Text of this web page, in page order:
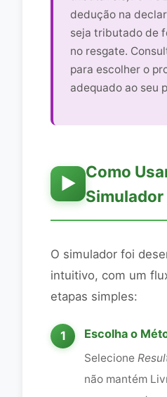
dedução na
seja tributado de
no resgate.
para escolher o
adequado ao seu
▶️
Como
Simulador
O simulador foi
intuitivo, com um
etapas simples:
Escolha o
Selecione
não mantém